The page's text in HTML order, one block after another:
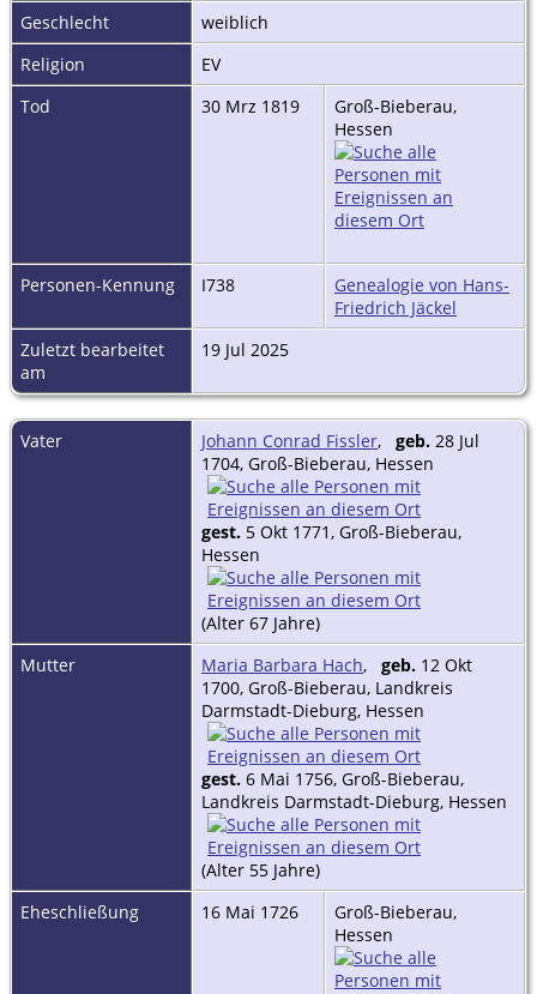
Geschlecht
weiblich
Religion
EV
Tod
30 Mrz 1819
Groß-Bieberau,
Hessen
Personen-Kennung I738
Genealogie von Hans-
Friedrich Jäckel
Zuletzt bearbeitet
am
19 Jul 2025
Vater Johann Conrad Fissler, geb. 28 Jul
1704, Groß-Bieberau, Hessen
gest. 5 Okt 1771, Groß-Bieberau,
Hessen
(Alter 67 Jahre)
Mutter
Maria Barbara Hach, geb. 12 Okt
1700, Groß-Bieberau, Landkreis
Darmstadt-Dieburg, Hessen
gest. 6 Mai 1756, Groß-Bieberau,
Landkreis Darmstadt-Dieburg, Hessen
(Alter 55 Jahre)
Eheschließung
16 Mai 1726
Groß-Bieberau,
Hessen